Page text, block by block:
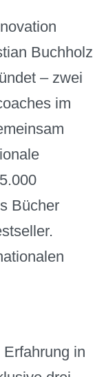
Buchholz
– zwei
im
Bücher
in